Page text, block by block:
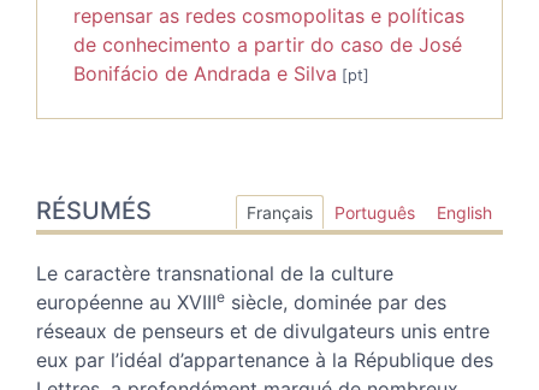
repensar as redes cosmopolitas e políticas
de conhecimento a partir do caso de José
Bonifácio de Andrada e Silva
Index
Plan
Texte
Bibliographie
Annexe
Notes
Documents
RÉSUMÉS Français Português English
Le caractère transnational de la culture
européenne au XVIIIe siècle, dominée par des
réseaux de penseurs et de divulgateurs unis entre
eux par l’idéal d’appartenance à la République des